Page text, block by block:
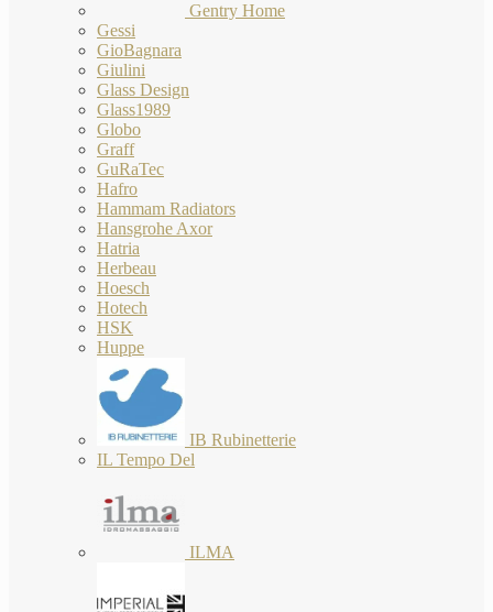
Gentry Home
Gessi
GioBagnara
Giulini
Glass Design
Glass1989
Globo
Graff
GuRaTec
Hafro
Hammam Radiators
Hansgrohe Axor
Hatria
Herbeau
Hoesch
Hotech
HSK
Huppe
IB Rubinetterie
IL Tempo Del
ILMA